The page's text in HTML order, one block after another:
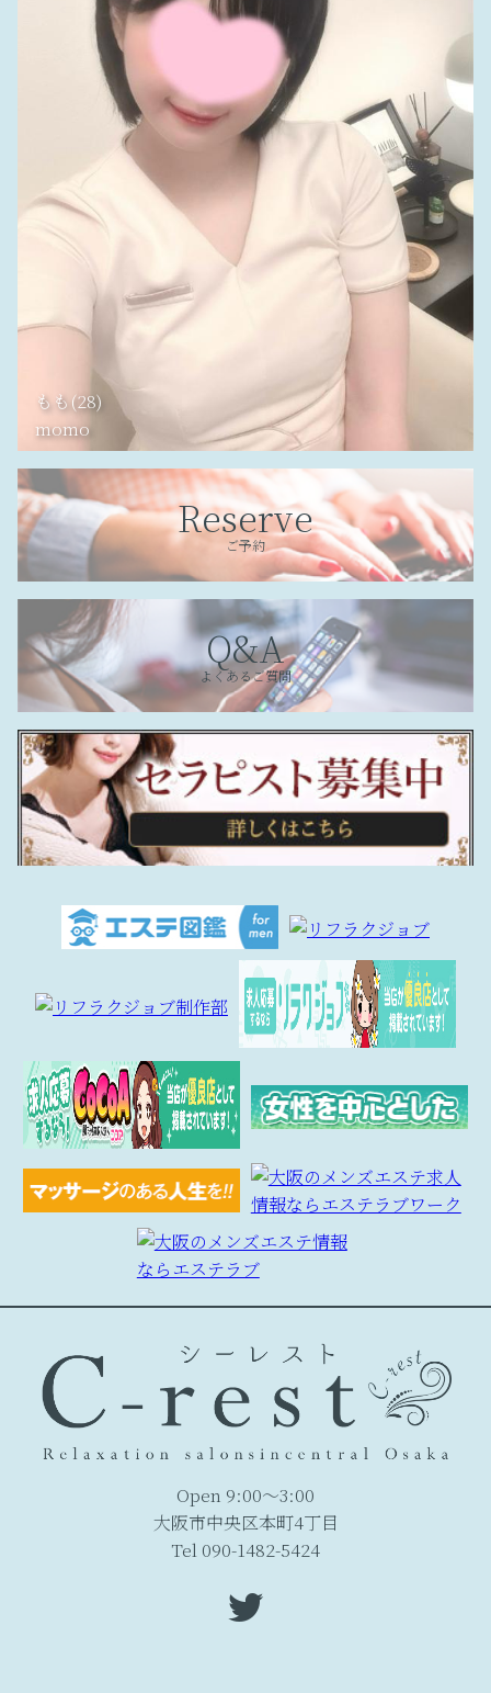
もも(28)
momo
Reserve
ご予約
Q&A
よくあるご質問
Open 9:00～3:00
大阪市中央区本町4丁目
Tel 090-1482-5424